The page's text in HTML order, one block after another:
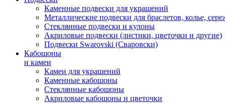
Каменные подвески для украшений
Металлические подвески для браслетов, колье,
Стеклянные подвески и кулоны
Акриловые подвески (листики, цветочки и другие)
Подвески Swarovski (Сваровски)
Кабошоны
и камеи
Камеи для украшений
Каменные кабошоны
Стеклянные кабошоны
Акриловые кабошоны и цветочки